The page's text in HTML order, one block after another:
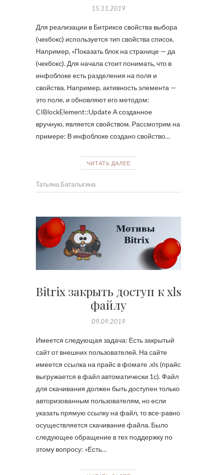
15.11.2019
Для реализации в Битриксе свойства выбора
(чекбокс) используется тип свойства список.
Например, «Показать блок на странице — да
(чекбокс). Для начала стоит понимать, что в
инфоблоке есть разделения на поля и
свойства. Например, активность элемента —
это поле, и обновляют его методом:
CIBlockElement::Update А созданное
вручную, является свойством. Рассмотрим на
примере: В инфоблоке создано свойство…
ЧИТАТЬ ДАЛЕЕ
Татьяна Баталыгина
Bitrix закрыть доступ к xls
файлу
09.09.2019
Имеется следующая задача: Есть закрытый
сайт от внешних пользователей. На сайте
имеется ссылка на прайс в фомате .xls (прайс
выгружается в файл автоматически 1с). Файл
для скачивания должен быть доступен только
авторизованным пользователям, но если
указать прямую ссылку на файл, то все-равно
осуществляется скачивание файла. Было
следующее обращение в тех поддержку по
этому вопросу: «Есть…